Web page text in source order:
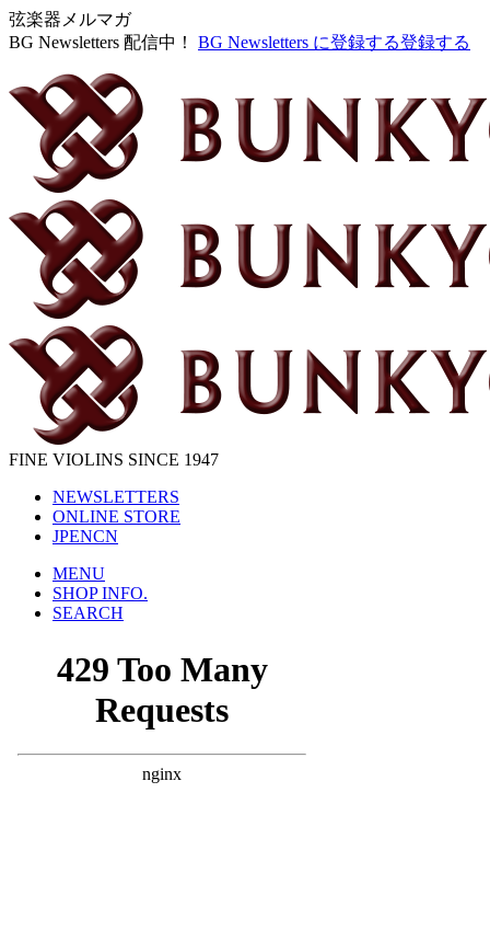
弦楽器メルマガ
BG Newsletters 配信中！
BG Newsletters に登録する登録する
FINE VIOLINS SINCE 1947
NEWSLETTERS
ONLINE STORE
JPENCN
MENU
SHOP INFO.
SEARCH